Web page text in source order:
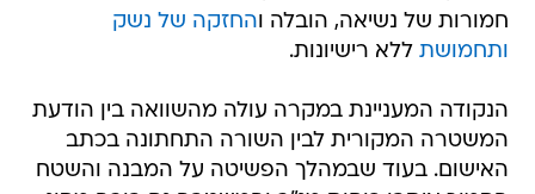
חמורות של נשיאה, הובלה והחזקה של נשק
ותחמושת ללא רישיונות.
הנקודה המעניינת במקרה עולה מהשוואה בין הודעת
המשטרה המקורית לבין השורה התחתונה בכתב
האישום. בעוד שבמהלך הפשיטה על המבנה והשטח